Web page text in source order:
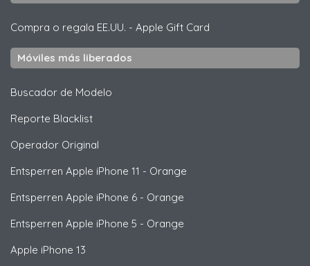
Compra o regala EE.UU. - Apple Gift Card
Móviles más liberados
Buscador de Modelo
Reporte Blacklist
Operador Original
Entsperren Apple iPhone 11 - Orange
Entsperren Apple iPhone 6 - Orange
Entsperren Apple iPhone 5 - Orange
Apple iPhone 13